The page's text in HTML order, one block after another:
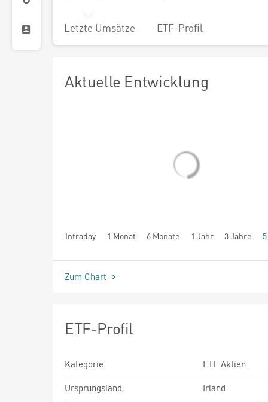
Letzte Umsätze ETF-Profil
Aktuelle Entwicklung
Intraday 1 Monat 6 Monate 1 Jahr 3 Jahre
seit Beginn
Zum Chart
ETF-Profil
Kategorie
ETF Aktien
Ursprungsland
Irland